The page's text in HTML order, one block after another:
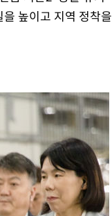
높이고 지역 정착을